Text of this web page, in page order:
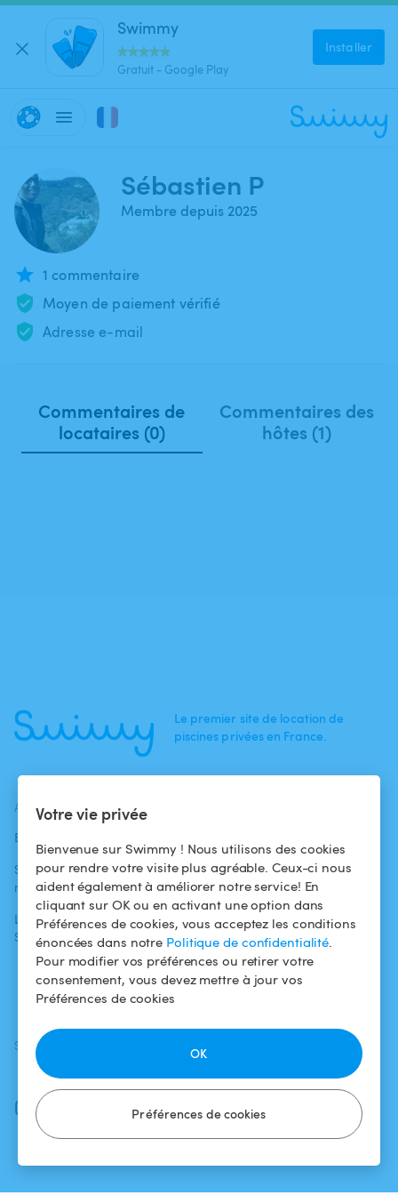
Votre vie privée
Bienvenue sur Swimmy ! Nous utilisons des cookies
pour rendre votre visite plus agréable. Ceux-ci nous
aident également à améliorer notre service! En
cliquant sur OK ou en activant une option dans
Préférences de cookies, vous acceptez les conditions
énoncées dans notre Politique de confidentialité.
Pour modifier vos préférences ou retirer votre
consentement, vous devez mettre à jour vos
Préférences de cookies
Préférences de cookies
OK
Swimmy
Gratuit - Google Play
Installer
Sébastien P
Membre depuis 2025
1 commentaire
Moyen de paiement vérifié
Adresse e-mail
Commentaires de
locataires (0)
Commentaires des
hôtes (1)
Le premier site de location de
piscines privées en France.
ACTUALITÉS
Blog
Swimmy dans les
médias
L'aventure
Swimmy
baigneurs
Pour les
propriétaires
Louer ma piscine
Comment ça
marche ?
Conditions
d'utilisation
Politique de
confidentialité
Mentions légales
SUIVEZ-NOUS
Facebook
Instagram